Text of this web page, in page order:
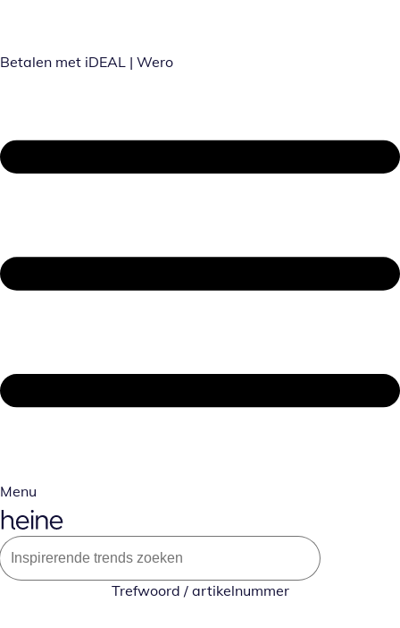
Betalen met iDEAL | Wero
Menu
Trefwoord / artikelnummer